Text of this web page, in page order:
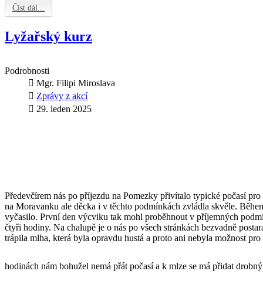
Číst dál...
Lyžařský kurz
Podrobnosti
Mgr. Filipi Miroslava
Zprávy z akcí
29. leden 2025
Předevčírem nás po příjezdu na Pomezky přivítalo typické počasí
na Moravanku ale děcka i v těchto podmínkách zvládla skvěle.
vyčasilo. První den výcviku tak mohl proběhnout v příjemných
čtyři hodiny. Na chalupě je o nás po všech stránkách bezvadně
trápila mlha, která byla opravdu hustá a proto ani nebyla možnost pro
hodinách nám bohužel nemá přát počasí a k mlze se má přidat